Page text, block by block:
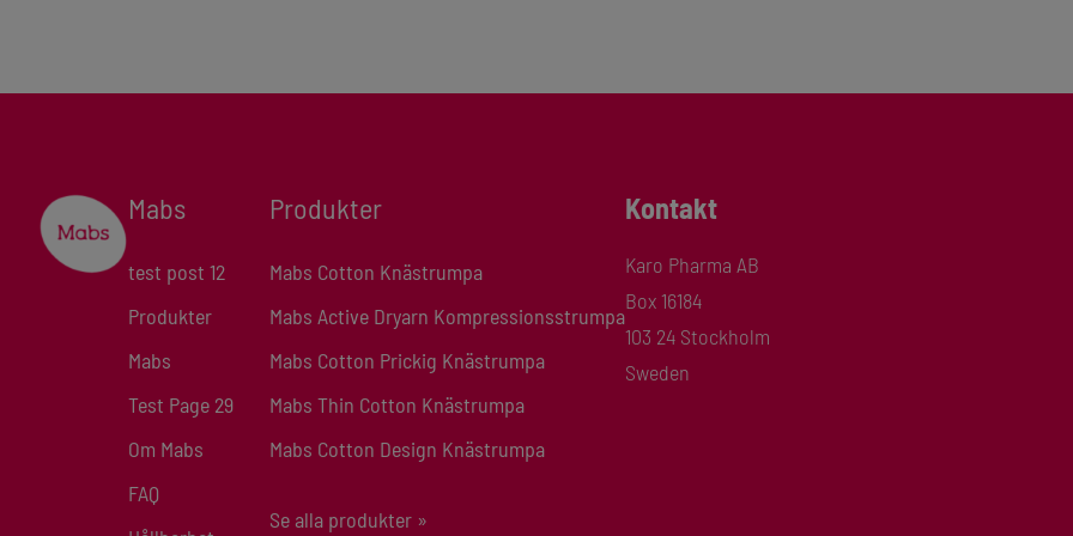
Mabs
test post 12
Produkter
Mabs
Test Page 29
Om Mabs
FAQ
Produkter
Mabs Cotton Knästrumpa
Mabs Active Dryarn Kompressionsstrumpa
Mabs Cotton Prickig Knästrumpa
Mabs Thin Cotton Knästrumpa
Mabs Cotton Design Knästrumpa
Se alla produkter »
Kontakt
Karo Pharma AB
Box 16184
103 24 Stockholm
Sweden